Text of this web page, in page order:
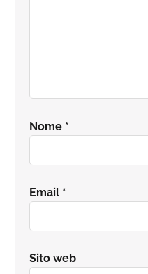
Nome *
Email *
Sito web